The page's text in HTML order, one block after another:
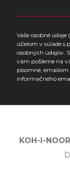
Vaše osobné
účelom v súlade s
osobných údajov.
vám pošleme na
písomne,
informačného
KOH-I-